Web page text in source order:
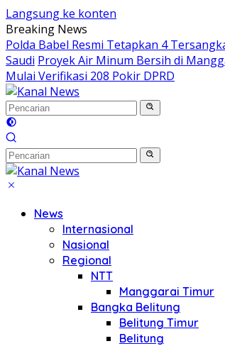
Langsung ke konten
Breaking News
Polda Babel Resmi Tetapkan 4
Saudi Proyek Air Minum Bersih di
Mulai Verifikasi 208 Pokir DPRD
News
Internasional
Nasional
Regional
NTT
Manggarai Timur
Bangka Belitung
Belitung Timur
Belitung